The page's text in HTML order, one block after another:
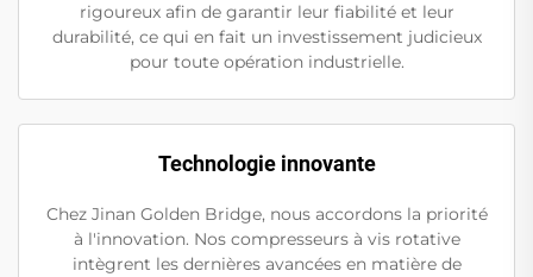
rigoureux afin de garantir leur fiabilité et leur
durabilité, ce qui en fait un investissement judicieux
pour toute opération industrielle.
Technologie innovante
Chez Jinan Golden Bridge, nous accordons la priorité
à l'innovation. Nos compresseurs à vis rotative
intègrent les dernières avancées en matière de